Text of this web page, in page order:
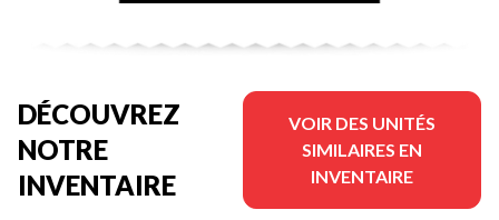
DÉCOUVREZ
NOTRE
INVENTAIRE
VOIR DES UNITÉS
SIMILAIRES EN
INVENTAIRE